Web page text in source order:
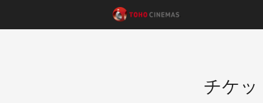
チケッ